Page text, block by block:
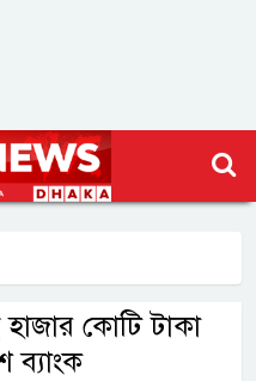
কোটি টাকা
ব্যাংক